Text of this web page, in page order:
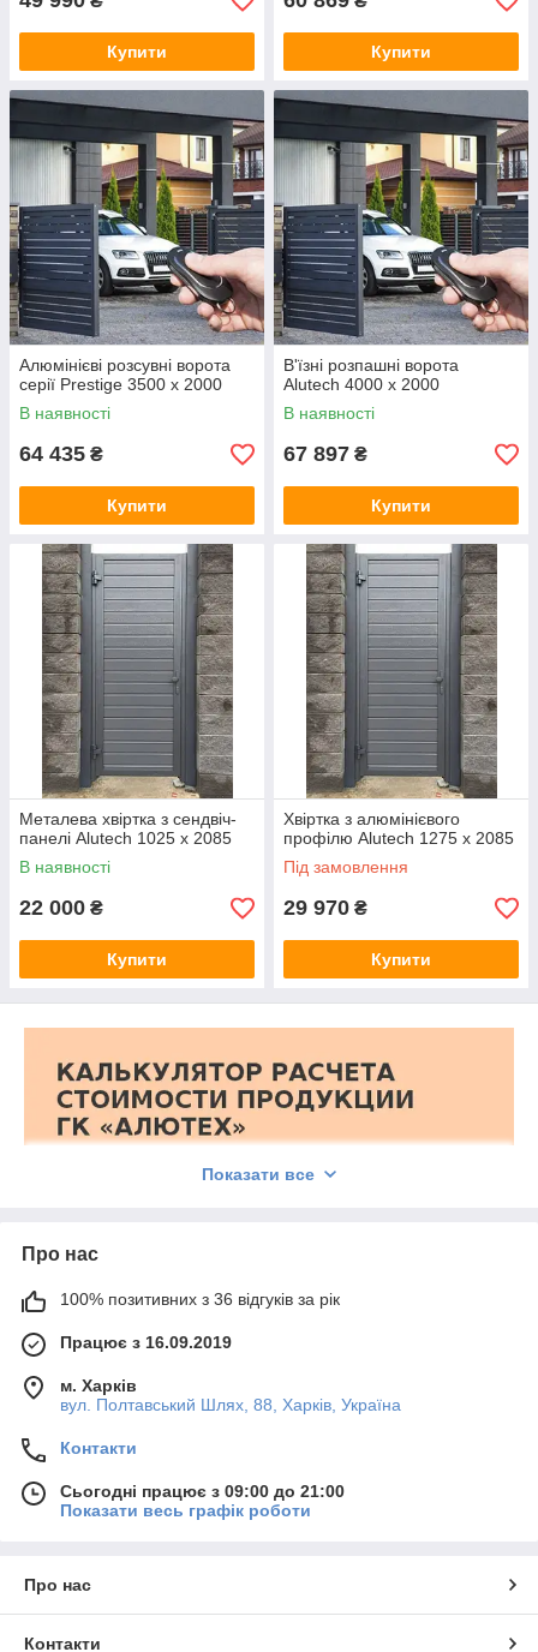
Купити Купити
Алюмінієві розсувні ворота
серії Prestige 3500 x 2000
В наявності
64 435 ₴
Купити
В'їзні розпашні ворота
Alutech 4000 x 2000
В наявності
67 897 ₴
Купити
Металева хвіртка з сендвіч-
панелі Alutech 1025 х 2085
В наявності
22 000 ₴
Купити
Хвіртка з алюмінієвого
профілю Alutech 1275 х 2085
Під замовлення
29 970 ₴
Купити
Показати все
Про нас
100% позитивних з 36 відгуків за рік
Працює з 16.09.2019
м. Харків
вул. Полтавський Шлях, 88, Харків, Україна
Контакти
Сьогодні працює з 09:00 до 21:00
Показати весь графік роботи
Про нас
Контакти